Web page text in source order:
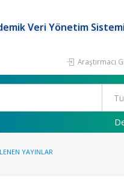
Veri Yönetim Sistemi
Araştırmacı
YAYINLAR